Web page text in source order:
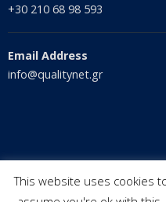
+30 210 68 98 593
Email Address
info@qualitynet.gr
This website uses cookies